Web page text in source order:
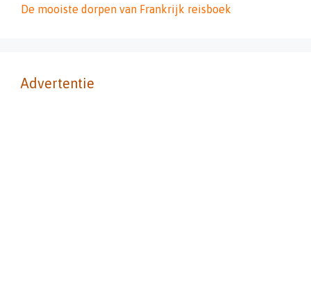
De mooiste dorpen van Frankrijk reisboek
Advertentie